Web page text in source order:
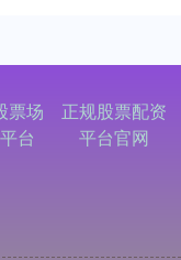
票场
台
正规股票配资
平台官网